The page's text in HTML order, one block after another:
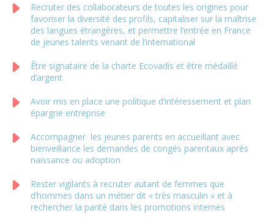
Recruter des collaborateurs de toutes les origines pour
favoriser la diversité des profils, capitaliser sur la maîtrise
des langues étrangères, et permettre l’entrée en France
de jeunes talents venant de l’international
Être signataire de la charte Ecovadis et être médaillé
d’argent
Avoir mis en place une politique d’intéressement et plan
épargne entreprise
Accompagner les jeunes parents en accueillant avec
bienveillance les demandes de congés parentaux après
naissance ou adoption
Rester vigilants à recruter autant de femmes que
d’hommes dans un métier dit « très masculin » et à
rechercher la parité dans les promotions internes